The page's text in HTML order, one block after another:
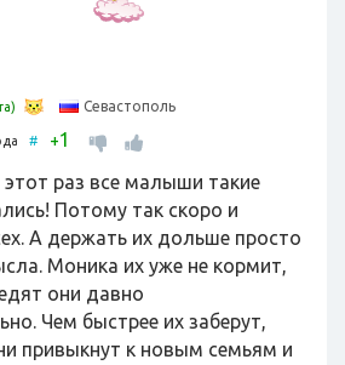
Севастополь
# +1
раз все малыши такие
Потому так скоро и
А держать их дольше просто
Моника их уже не кормит,
они давно
Чем быстрее их заберут,
привыкнут к новым семьям и